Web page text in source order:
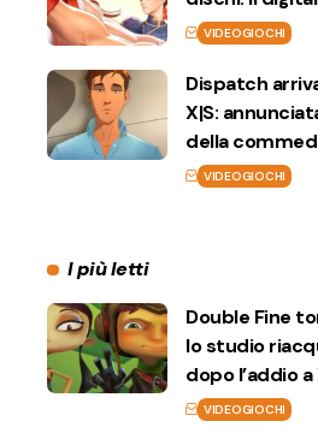
VIDEOGIOCHI
Dispatch
X|S:
della
VIDEOGIOCHI
I più letti
Double Fine
lo studio
dopo l’addio
VIDEOGIOCHI